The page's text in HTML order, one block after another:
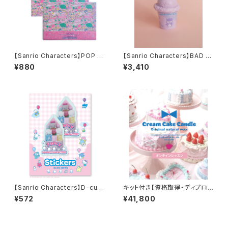
【Sanrio Characters】POP PI
NK PRINT! Design paper s
et /MIX ラッピングペーパー柄/
¥880
【Sanrio Characters】BAD B
ADTZ-MARU CANDLE
¥3,410
【Sanrio Characters】D-cut
Stickers/NYA・NI・NYU・NY
E・NYON/ ダイカットステッカー
¥572
キット付き【資格取得・ディプロマ
発行】クリームケーキキャンドル
コース・オンライン講座
¥41,800